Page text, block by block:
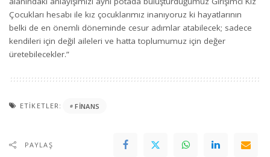
Çocukları hesabı ile kız çocuklarımız inanıyoruz ki hayatlarının
belki de en önemli döneminde cesur adımlar atabilecek; sadece
kendileri için değil aileleri ve hatta toplumumuz için değer
üretebilecekler.”
ETIKETLER: FINANS
PAYLAŞ